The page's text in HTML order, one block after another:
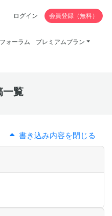
ォーラム
プレミアムプラン
ログイン 会員登録（無料）
覧
書き込み内容を閉じる